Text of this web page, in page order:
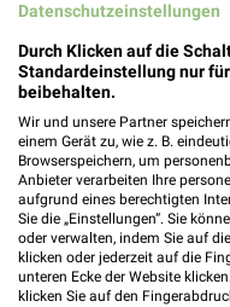
Autohaus
Northeim
Autohaus
Göttingen
Autohaus
Melle
Datenschutzeinstellungen
Durch Klicken auf die
Standardeinstellung nur
beibehalten.
Wir und unsere Partner
einem Gerät zu, wie z. B.
Browserspeichern, um
Anbieter verarbeiten Ihre
aufgrund eines berechtigten
Sie die „Einstellungen“. Sie
oder verwalten, indem Sie auf
klicken oder jederzeit auf die
unteren Ecke der Website
klicken Sie auf den